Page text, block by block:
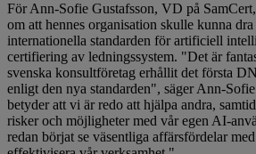
För Ann-Sofie Gustafsson, VD på
om att hennes organisation skulle kunna
internationella standarden för artificiell
certifiering av ledningssystem. "Det är
svenska konsultföretag erhållit det första
enligt den nya standarden", säger Ann-
betyder att vi är redo att hjälpa andra,
risker och möjligheter med vår egen AI-
redan börjat se väsentliga affärsfördelar